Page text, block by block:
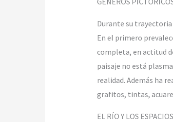
Durante su
En el primero
completa, en actitud
paisaje no está
realidad. Además ha
grafitos, tintas,
EL RÍO Y LOS